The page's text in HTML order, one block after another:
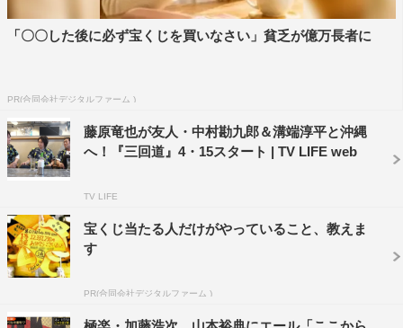
「〇〇した後に必ず宝くじを買いなさい」貧乏が億万長者に
PR(合同会社デジタルファーム )
藤原竜也が友人・中村勘九郎＆溝端淳平と沖縄
へ！『三回道』4・15スタート | TV LIFE web
TV LIFE
宝くじ当たる人だけがやっていること、教えま
す
PR(合同会社デジタルファーム )